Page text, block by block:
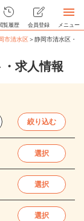
覧履歴 会員登録 メニュー
市清水区＞静岡市清水区・
求人情報
絞り込む
選択
選択
選択